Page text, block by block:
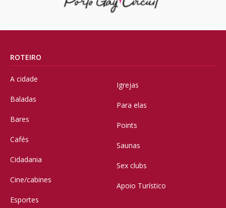
ROTEIRO
A cidade
Baladas
Bares
Cafés
Cidadania
Cine/cabines
Esportes
Igrejas
Para elas
Points
Saunas
Sex clubs
Apoio Turístico